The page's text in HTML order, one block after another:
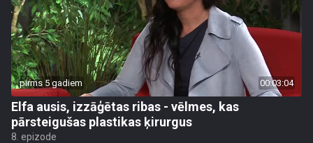
pirms 5 gadiem 00:03:04
Elfa ausis, izzāģētas ribas - vēlmes, kas
pārsteigušas plastikas ķirurgus
8. epizode